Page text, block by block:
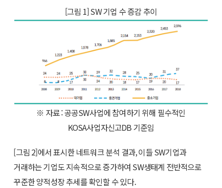
[그림 1] SW 기업 수 증감 추이
※ 자료 : 공공SW사업에 참여하기 위해 필수적인
KOSA사업자신고DB 기준임
[그림 2]에서 표시한 네트워크 분석 결과, 이들 SW기업과
거래하는 기업도 지속적으로 증가하여 SW생태계 전반적으로
꾸준한 양적성장 추세를 확인할 수 있다.